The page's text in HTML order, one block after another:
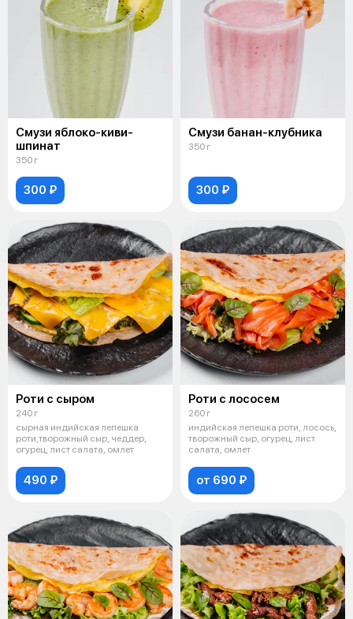
Смузи яблоко-киви-
шпинат
350 г
300 ₽
Смузи банан-клубника
350 г
300 ₽
Роти с сыром
240 г
сырная индийская лепешка
роти,творожный сыр, чеддер,
огурец, лист салата, омлет
490 ₽
Роти с лососем
260 г
индийская лепешка роти, лосось,
творожный сыр, огурец, лист
салата, омлет
от 690 ₽